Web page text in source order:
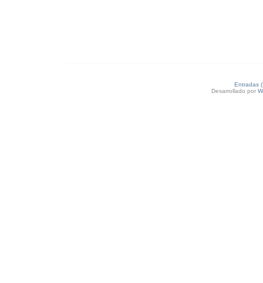
Entradas
Desarrollado por